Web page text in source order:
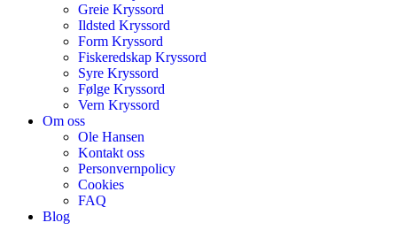
Greie Kryssord
Ildsted Kryssord
Form Kryssord
Fiskeredskap Kryssord
Syre Kryssord
Følge Kryssord
Vern Kryssord
Om oss
Ole Hansen
Kontakt oss
Personvernpolicy
Cookies
FAQ
Blog